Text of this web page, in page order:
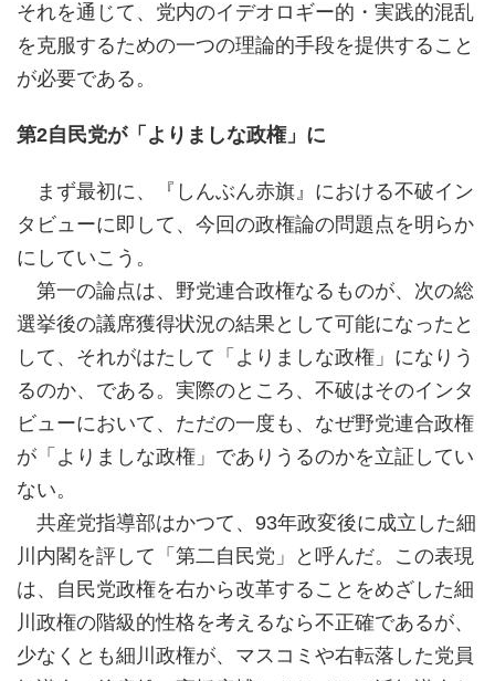
それを通じて、党内のイデオロギー的・実践的混乱
を克服するための一つの理論的手段を提供すること
が必要である。
第2自民党が「よりましな政権」に
まず最初に、『しんぶん赤旗』における不破イン
タビューに即して、今回の政権論の問題点を明らか
にしていこう。
第一の論点は、野党連合政権なるものが、次の総
選挙後の議席獲得状況の結果として可能になったと
して、それがはたして「よりましな政権」になりう
るのか、である。実際のところ、不破はそのインタ
ビューにおいて、ただの一度も、なぜ野党連合政権
が「よりましな政権」でありうるのかを立証してい
ない。
共産党指導部はかつて、93年政変後に成立した細
川内閣を評して「第二自民党」と呼んだ。この表現
は、自民党政権を右から改革することをめざした細
川政権の階級的性格を考えるなら不正確であるが、
少なくとも細川政権が、マスコミや右転落した党員